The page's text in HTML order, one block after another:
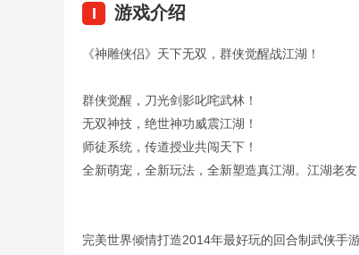
I 游戏介绍
《神雕侠侣》天下无双，群侠觉醒战江湖！
群侠觉醒，刀光剑影叱咤武林！
无双神技，绝世神功威震江湖！
师徒系统，传道授业共闯天下！
全新萌宠，全新玩法，全新塑造真江湖。江湖老友
完美世界倾情打造2014年最好玩的回合制武侠手